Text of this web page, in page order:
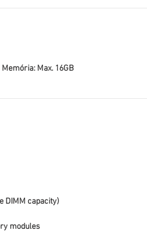
Memória: Max. 16GB
DIMM capacity)
modules